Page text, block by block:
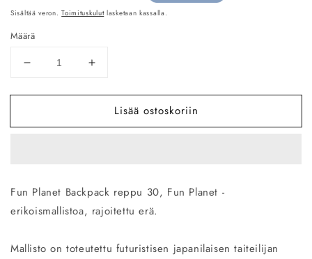
Sisältää veron.Toimituskulutlasketaan kassalla.
Määrä
Vähennä
Fun
-
Lisää
Fun
Planet
-
Lisää ostoskoriin
Fun Planet Backpack reppu 30, Fun Planet -
erikoismallistoa, rajoitettu erä.
Mallisto on toteutettu futuristisen japanilaisen taiteilijan